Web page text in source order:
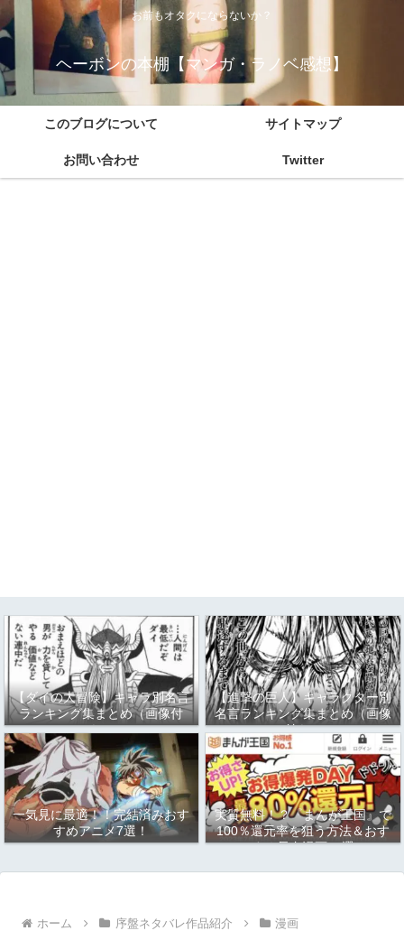
お前もオタクにならないか？
ヘーボンの本棚【マンガ・ラノベ感想】
このブログについて サイトマップ
お問い合わせ Twitter
【ダイの大冒険】キャラ別名言
ランキング集まとめ（画像付
き）
【進撃の巨人】キャラクター別
名言ランキング集まとめ（画像
付き）
一気見に最適！！完結済みおす
すめアニメ7選！
実質無料！？『まんが王国』で
100％還元率を狙う方法＆おす
すめ長寿漫画10選
ホーム 序盤ネタバレ作品紹介 漫画